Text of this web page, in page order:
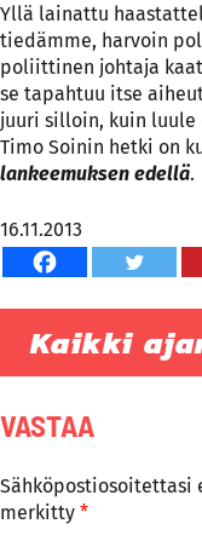
Yllä lainattu
tiedämme, harvoin
poliittinen johtaja
se tapahtuu itse
juuri silloin, kuin
Timo Soinin hetki on
lankeemuksen edellä.
16.11.2013
Kaikki
VASTAA
Sähköpostiosoitettasi
merkitty *